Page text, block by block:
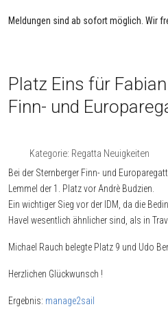
Meldungen sind ab sofort möglich. Wir
Platz Eins für
Finn- und
Kategorie: Regatta Neuigkeiten
Bei der Sternberger Finn- und
Lemmel der 1. Platz vor Andrè Budzien.
Ein wichtiger Sieg vor der IDM, da die
Havel wesentlich ähnlicher sind, als in
Michael Rauch belegte Platz 9 und Udo
Herzlichen Glückwunsch !
Ergebnis: manage2sail